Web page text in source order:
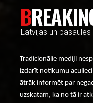
Latvijas un
Tradicionālie mediji
izdarīt notikumu
ātrāk informēt par
uzskatam, ka no tā ir